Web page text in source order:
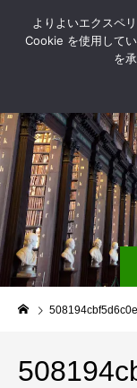
よりよいエクスペ
Cookie を使用して
を